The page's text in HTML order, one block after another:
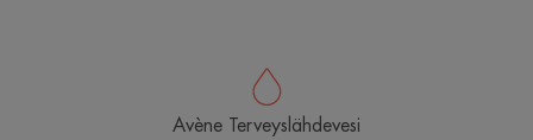
Avène Terveyslähdevesi